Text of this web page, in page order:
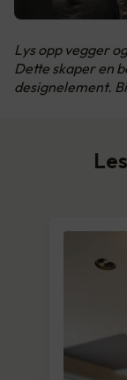
Lys opp vegger
Dette skaper en
designelement.